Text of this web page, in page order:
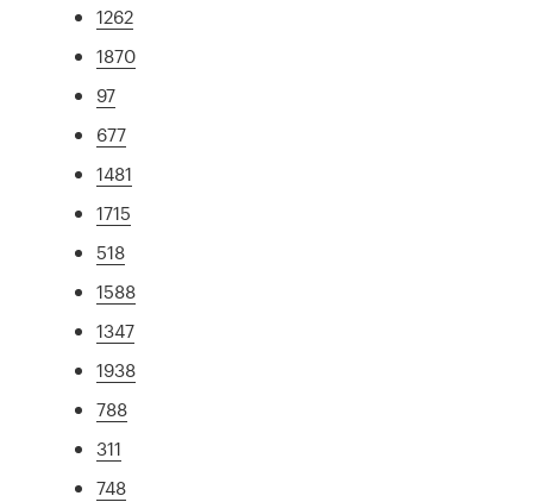
1262
1870
97
677
1481
1715
518
1588
1347
1938
788
311
748